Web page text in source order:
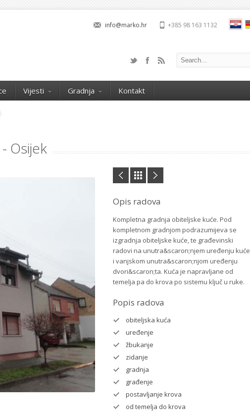
+385 98 163 1132
info@marko.hr
Vijesti Gradnja Kontakt
Osijek
Opis radova
Kompletna gradnja obiteljske kuće. Pod
kompletnom gradnjom podrazumijeva se
izgradnja obiteljske kuće, te građevinski
radovi na unutra&scaron;njem uređenju kuće
i vanjskom unutra&scaron;njom uređenju
dvori&scaron;ta. Kuća je napravljane od
temelja pa do krova po sistemu ključ u ruke.
Popis radova
obiteljska kuća
uređenje
žbukanje
zidanje
gradnja
građenje
postavljanje krova
od temelja do krova